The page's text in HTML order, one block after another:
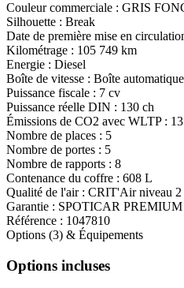
Couleur commerciale : GRIS
Silhouette : Break
Date de première mise en
Kilométrage : 105 749 km
Energie : Diesel
Boîte de vitesse : Boîte automatique
Puissance fiscale : 7 cv
Puissance réelle DIN : 130 ch
Émissions de CO2 avec WLTP :
Nombre de places : 5
Nombre de portes : 5
Nombre de rapports : 8
Contenance du coffre : 608 L
Qualité de l'air : CRIT'Air niveau 2
Garantie : SPOTICAR PREMIUM
Référence : 1047810
Options (3) & Équipements
Options incluses